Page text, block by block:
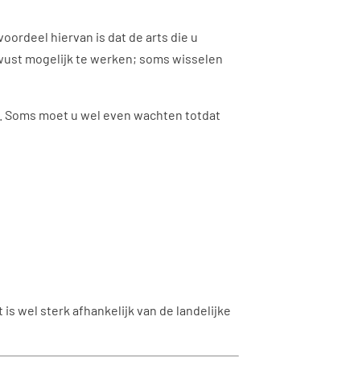
hiervan is dat de arts die u
mogelijk te werken; soms wisselen
moet u wel even wachten totdat
is wel sterk afhankelijk van de landelijke